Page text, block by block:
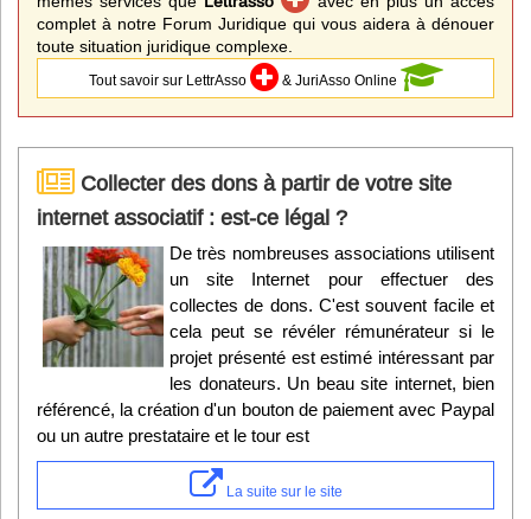
complet à notre Forum Juridique qui vous aidera à dénouer
toute situation juridique complexe.
Tout savoir sur LettrAsso & JuriAsso Online
Collecter des dons à partir de votre site
internet associatif : est-ce légal ?
De très nombreuses associations utilisent
un site Internet pour effectuer des
collectes de dons. C'est souvent facile et
cela peut se révéler rémunérateur si le
projet présenté est estimé intéressant par
les donateurs. Un beau site internet, bien
référencé, la création d'un bouton de paiement avec Paypal
ou un autre prestataire et le tour est
La suite sur le site